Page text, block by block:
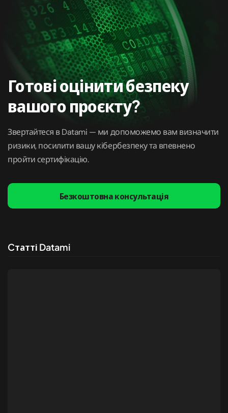
Готові оцінити безпеку
вашого проєкту?
Звертайтеся в Datami — ми допоможемо вам визначити
ризики, посилити вашу кібербезпеку та впевнено
пройти сертифікацію.
Безкоштовна консультація
Cтатті Datami